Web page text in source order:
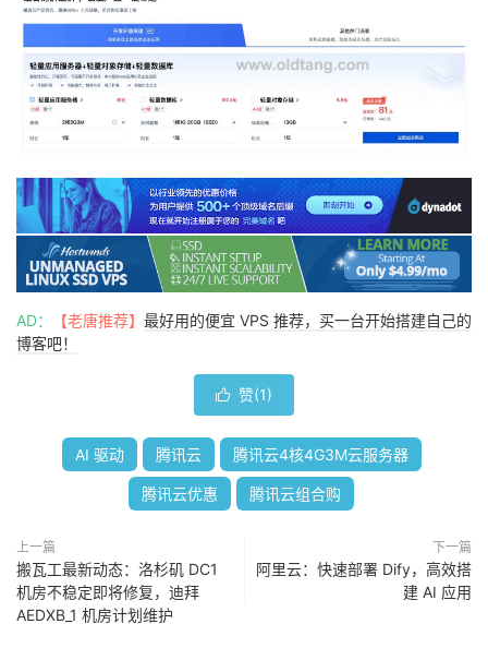
AD： 【老唐推荐】 最好用的便宜 VPS 推荐，买一台开始搭建自己的
博客吧！
 赞(1)
AI 驱动 腾讯云 腾讯云4核4G3M云服务器
腾讯云优惠 腾讯云组合购
上一篇
搬瓦工最新动态：洛杉矶 DC1
机房不稳定即将修复，迪拜
AEDXB_1 机房计划维护
下一篇
阿里云：快速部署 Dify，高效搭
建 AI 应用